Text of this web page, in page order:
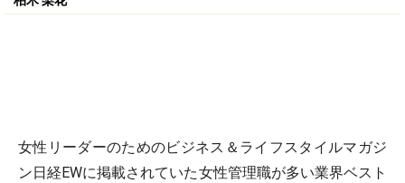
女性リーダーのためのビジネス＆ライフスタイルマガジ
ン日経EWに掲載されていた女性管理職が多い業界ベスト